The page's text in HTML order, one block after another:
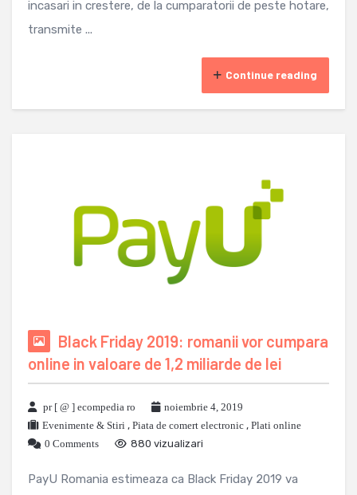
incasari in crestere, de la cumparatorii de peste hotare,
transmite ...
Continue reading
Black Friday 2019: romanii vor cumpara
online in valoare de 1,2 miliarde de lei
pr [ @ ] ecompedia ro
noiembrie 4, 2019
Evenimente & Stiri , Piata de comert electronic , Plati online
0 Comments
880 vizualizari
PayU Romania estimeaza ca Black Friday 2019 va